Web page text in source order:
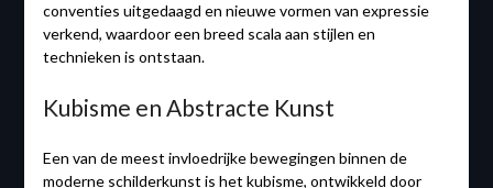
conventies uitgedaagd en nieuwe vormen van expressie
verkend, waardoor een breed scala aan stijlen en
technieken is ontstaan.
Kubisme en Abstracte Kunst
Een van de meest invloedrijke bewegingen binnen de
moderne schilderkunst is het kubisme, ontwikkeld door